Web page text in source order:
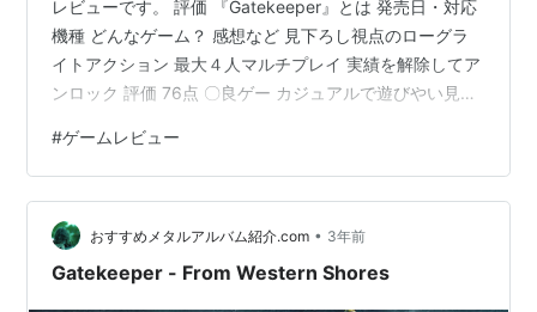
レビューです。 評価 『Gatekeeper』とは 発売日・対応
機種 どんなゲーム？ 感想など 見下ろし視点のローグラ
イトアクション 最大４人マルチプレイ 実績を解除してア
ンロック 評価 76点 〇良ゲー カジュアルで遊びやい見下
2』が好きな人にはオススメなゲームです。
『Gatekeeper』とは 発売日・対応機種 発売日 対応機種
2024年5月13日 PC(Steam) ※早期アクセスリリース どん
なゲーム？ 見下ろし視点型のツインスティック操作でプ
レイするローグライト…
#ゲームレビュー
おすすめメタルアルバム紹介.com • 3年前
Gatekeeper - From Western Shores